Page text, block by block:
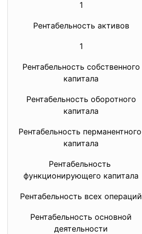
1
Рентабельность активов
1
Рентабельность собственного
капитала
Рентабельность оборотного
капитала
Рентабельность перманентного
капитала
Рентабельность
функционирующего капитала
Рентабельность всех операций
Рентабельность основной
деятельности